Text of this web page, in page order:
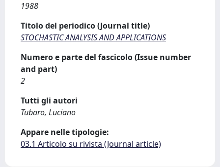
1988
Titolo del periodico (Journal title)
STOCHASTIC ANALYSIS AND APPLICATIONS
Numero e parte del fascicolo (Issue number
and part)
2
Tutti gli autori
Tubaro, Luciano
Appare nelle tipologie:
03.1 Articolo su rivista (Journal article)